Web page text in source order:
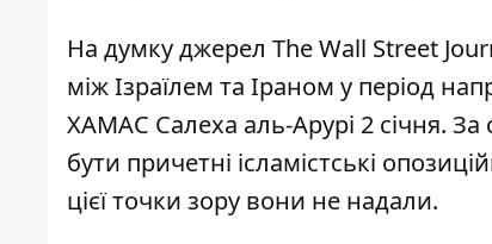
На думку джерел The Wall Street
між Ізраїлем та Іраном у період
ХАМАС Салеха аль-Арурі 2 січня.
бути причетні ісламістські
цієї точки зору вони не надали.